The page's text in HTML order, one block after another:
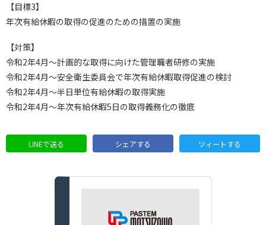
【目標3】
年次有給休暇の取得の促進のための措置の実施
【対策】
令和2年4月～計画的な取得に向けた管理職者研修の実施
令和2年4月～安全衛生委員会で年次有給休暇取得促進の検討
令和2年4月～半日単位有給休暇の取得実施
令和2年4月～年次有給休暇5日の取得義務化の徹底
LINEで送る シェアする ツィートする